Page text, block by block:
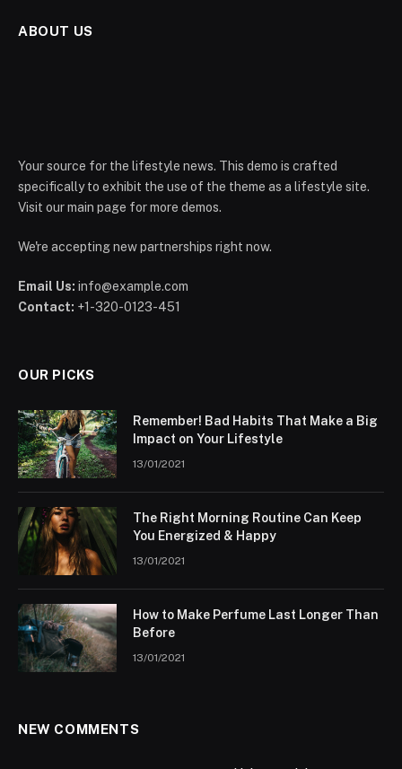
ABOUT US
Your source for the lifestyle news. This demo is crafted
specifically to exhibit the use of the theme as a lifestyle site.
Visit our main page for more demos.
We're accepting new partnerships right now.
Email Us: info@example.com
Contact: +1-320-0123-451
OUR PICKS
Remember! Bad Habits That Make a Big
Impact on Your Lifestyle
13/01/2021
The Right Morning Routine Can Keep
You Energized & Happy
13/01/2021
How to Make Perfume Last Longer Than
Before
13/01/2021
NEW COMMENTS